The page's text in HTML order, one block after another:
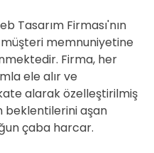
Tasarım Firması'nın
memnuniyetine
Firma, her
ele alır ve
alarak özelleştirilmiş
beklentilerini aşan
çaba harcar.